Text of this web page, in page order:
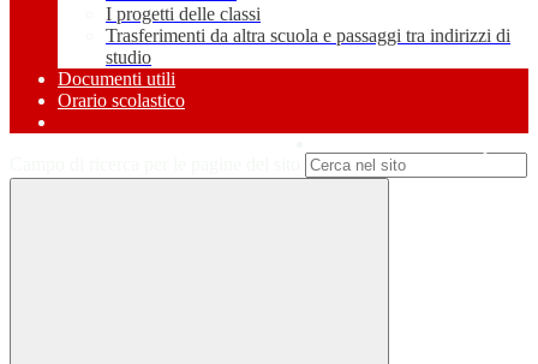
I progetti delle classi
Trasferimenti da altra scuola e passaggi tra indirizzi di
studio
Documenti utili
Orario scolastico